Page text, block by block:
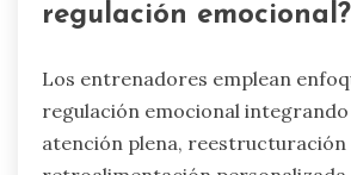
regulación emocional?
Los entrenadores emplean
regulación emocional
atención plena, reestructuración